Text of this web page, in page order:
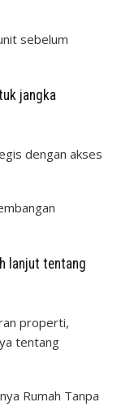
sebelum
jangka
dengan akses
lanjut tentang
properti,
tentang
Rumah Tanpa